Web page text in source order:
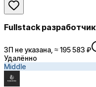
Fullstack разработчик
ЗП не указана, ≈ 195 583 ₽
Удалённо
Middle